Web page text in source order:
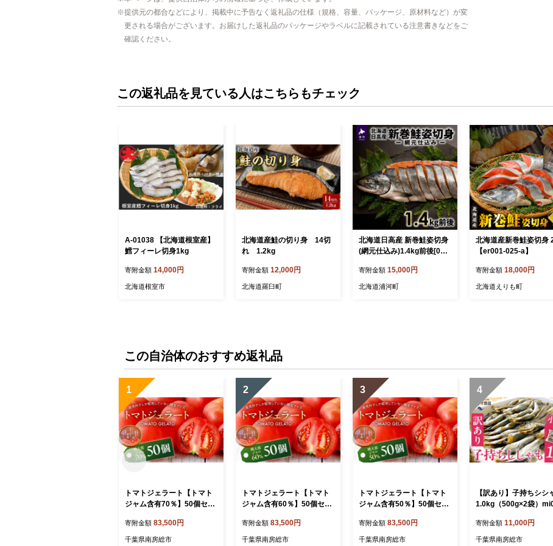
提供元の都合などにより、掲載中に予告なく返礼品の仕様（規格、容量、パッケージ、原材料など）が変
更される場合がございます。お届けした返礼品のパッケージやラベルに記載されている注意書きなどをご
確認ください。
この返礼品を見ている人はこちらもチェック
A-01038 【北海道根室産】
鱈フィーレ切身1kg
寄附金額 14,000円
北海道根室市
北海道産鮭の切り身 14切
れ 1.2kg
寄附金額 12,000円
北海道羅臼町
北海道日高産 新巻鮭姿切身
(網元仕込み)1.4kg前後[01-1
寄附金額 15,000円
北海道浦河町
北海道産新巻鮭姿切身
【er001-025-a】
寄附金額 18,000円
北海道えりも町
この自治体のおすすめ返礼品
1
トマトジェラート【トマト
ジャム含有70％】50個セッ
ジェラート トマトジャム 含
有量 須藤牧場生乳 直売所
寄附金額 83,500円
千葉県南房総市
2
トマトジェラート【トマト
ジャム含有60％】50個セッ
ジェラート トマトジャム 含
有量 須藤牧場生乳 直売所
寄附金額 83,500円
千葉県南房総市
3
トマトジェラート【トマト
ジャム含有50％】50個セッ
ジェラート トマトジャム 含
有量 須藤牧場生乳 直売所
寄附金額 83,500円
千葉県南房総市
4
【訳あり】子持ちシシ
1.0kg（500g×2袋）
シシャモ 天ぷら フライ
魚 おかず 惣菜 】
寄附金額 11,000円
千葉県南房総市